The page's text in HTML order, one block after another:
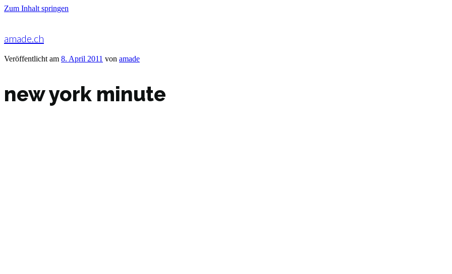
Zum Inhalt springen
amade.ch
Veröffentlicht am 8. April 2011 von amade
new york minute